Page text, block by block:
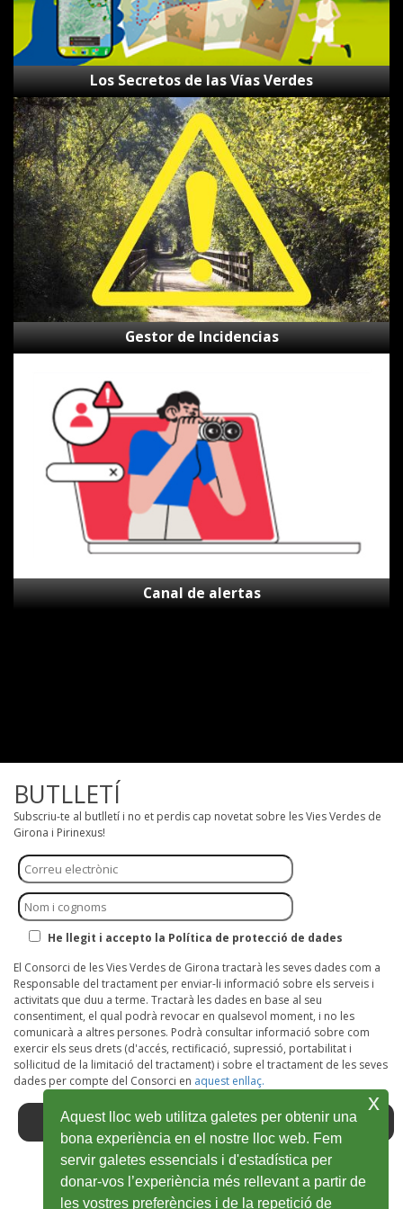
Los Secretos de las Vías Verdes
Gestor
de
Incidencias
Gestor de Incidencias
Canal de alertas
BUTLLETÍ
Subscriu-te al butlletí i no et perdis cap novetat sobre les Vies Verdes de
Girona i Pirinexus!
He llegit i accepto la Política de protecció de dades
El Consorci de les Vies Verdes de Girona tractarà les seves dades com a
Responsable del tractament per enviar-li informació sobre els serveis i
activitats que duu a terme. Tractarà les dades en base al seu
consentiment, el qual podrà revocar en qualsevol moment, i no les
comunicarà a altres persones. Podrà consultar informació sobre com
exercir els seus drets (d'accés, rectificació, supressió, portabilitat i
sol·licitud de la limitació del tractament) i sobre el tractament de les seves
dades per compte del Consorci en aquest enllaç.
Facebook
AbreTwitter
AbreYoutube
AbreInstagram
AbreWikiloc
Abre
Aquest lloc web utilitza galetes per obtenir una
bona experiència en el nostre lloc web. Fem
servir galetes essencials i d'estadística per
donar-vos l’experiència més rellevant a partir de
les vostres preferències i de la repetició de
x